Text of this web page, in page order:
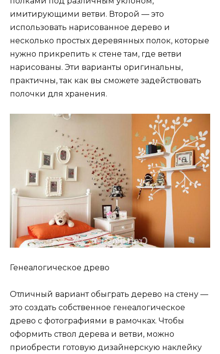
имитирующими ветви. Второй — это
использовать нарисованное дерево и
несколько простых деревянных полок, которые
нужно прикрепить к стене там, где ветви
нарисованы. Эти варианты оригинальны,
практичны, так как вы сможете задействовать
полочки для хранения.
Генеалогическое древо
Отличный вариант обыграть дерево на стену —
это создать собственное генеалогическое
древо с фотографиями в рамочках. Чтобы
оформить ствол дерева и ветви, можно
приобрести готовую дизайнерскую наклейку